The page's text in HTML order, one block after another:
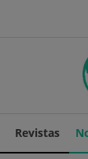
Revistas